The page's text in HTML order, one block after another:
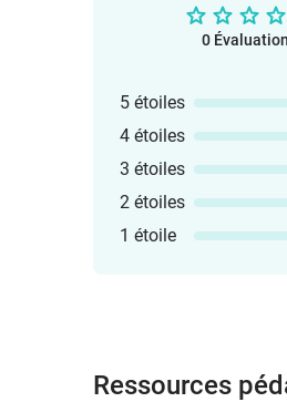
0
5 étoiles
4 étoiles
3 étoiles
2 étoiles
1 étoile
Ressources